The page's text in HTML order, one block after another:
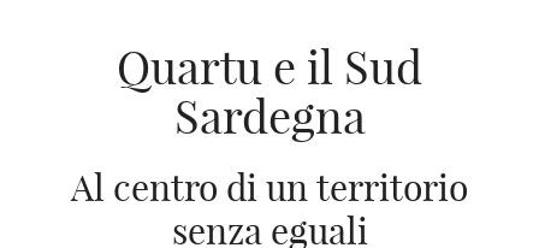
Quartu e il Sud
Sardegna
Al centro di un territorio
senza eguali